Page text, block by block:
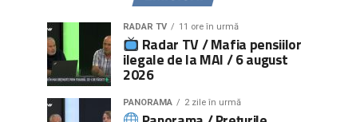
RADAR TV 11 ore în urmă
Radar TV / Mafia pensiilor
ilegale de la MAI / 6 august
2026
PANORAMA 2 zile în urmă